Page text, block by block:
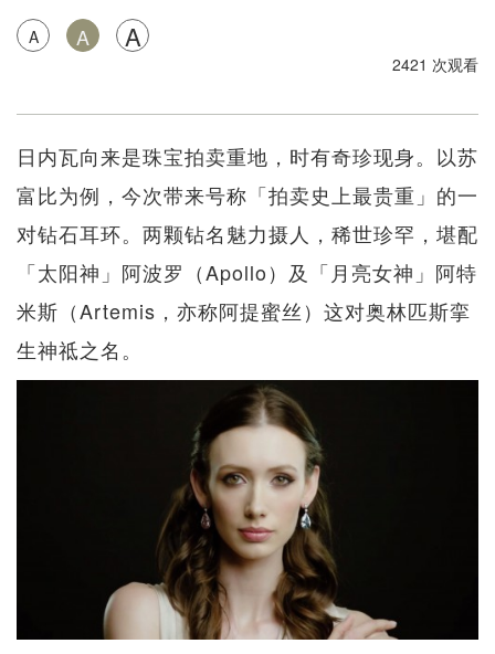
A A A
2421 次观看
日内瓦向来是珠宝拍卖重地，时有奇珍现身。以苏
富比为例，今次带来号称「拍卖史上最贵重」的一
对钻石耳环。两颗钻名魅力摄人，稀世珍罕，堪配
「太阳神」阿波罗（Apollo）及「月亮女神」阿特
米斯（Artemis，亦称阿提蜜丝）这对奥林匹斯挛
生神祗之名。